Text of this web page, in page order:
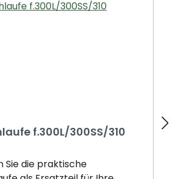
f.300L/300SS/310
Sie die praktische